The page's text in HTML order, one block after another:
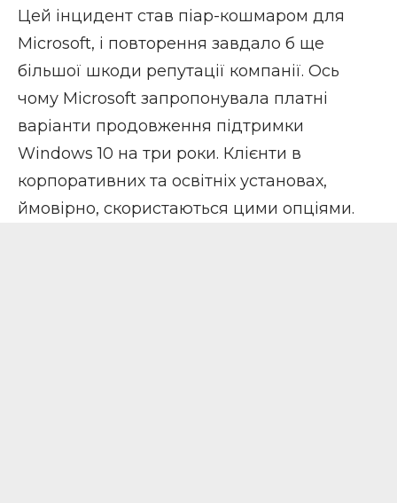
Цей інцидент став піар-кошмаром для
Microsoft, і повторення завдало б ще
більшої шкоди репутації компанії. Ось
чому Microsoft запропонувала платні
варіанти продовження підтримки
Windows 10 на три роки. Клієнти в
корпоративних та освітніх установах,
ймовірно, скористаються цими опціями.